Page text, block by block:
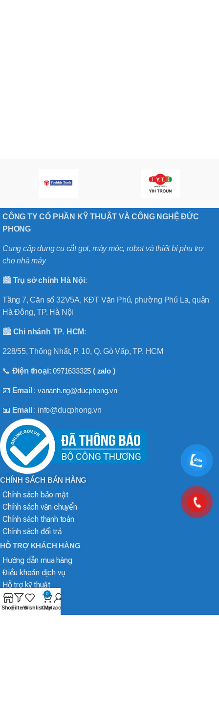
CÔNG TY CỔ PHẦN KỸ THUẬT VÀ CÔNG NGHỆ ĐỨC
PHONG
Cung cấp dụng cụ cắt gọt, máy móc, robot và thiết bị phụ trợ
cho nhà máy
🏙️ Trụ sở chính Hà Nội:
Tầng 7, Căn số 32V5A, KĐT Văn Phú, phường Phú La, quận
Hà Đông, TP. Hà Nội
🏙️ Chi nhánh TP. HCM:
228/55, Thống Nhất, P. 10, Q. Gò Vấp, TP. HCM
📞 Điện thoại:0971633325 ( zalo)
📧 Email :vananh.ng@ducphong.vn
📧 Email : info@ducphong.vn
CHÍNH SÁCH BÁN HÀNG
Chính sách bảo mật
Chính sách vận chuyển
Chính sách thanh toán
Chính sách đổi trả
HỖ TRỢ KHÁCH HÀNG
Hướng dẫn mua hàng
Điều khoản dịch vụ
Hỗ trợ kỹ thuật
ShopFiltersWishlist
0
Cart
My account